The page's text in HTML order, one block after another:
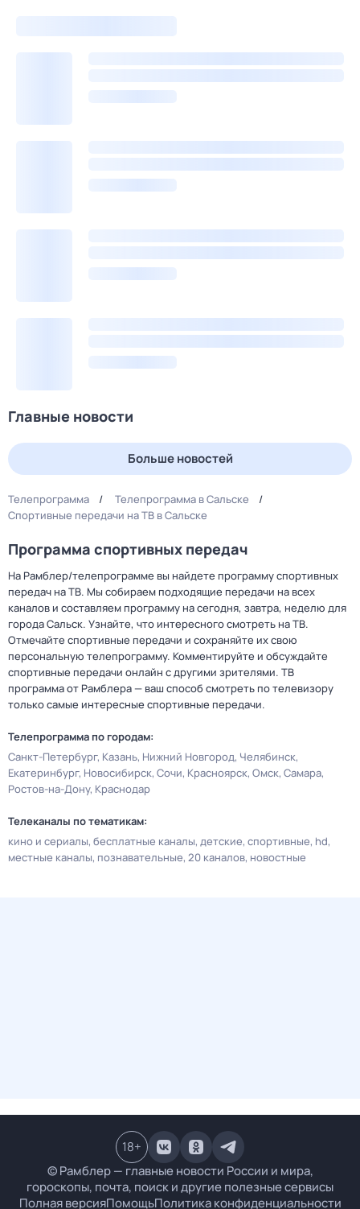
Главные новости
Больше новостей
Телепрограмма
Телепрограмма в Сальске
Спортивные передачи на ТВ в Сальске
Программа спортивных передач
На Рамблер/телепрограмме вы найдете программу спортивных
передач на ТВ. Мы собираем подходящие передачи на всех
каналов и составляем программу на сегодня, завтра, неделю для
города Сальск. Узнайте, что интересного смотреть на ТВ.
Отмечайте спортивные передачи и сохраняйте их свою
персональную телепрограмму. Комментируйте и обсуждайте
спортивные передачи онлайн с другими зрителями. ТВ
программа от Рамблера — ваш способ смотреть по телевизору
только самые интересные спортивные передачи.
Телепрограмма по городам:
Санкт-Петербург Казань Нижний Новгород Челябинск
Екатеринбург Новосибирск Сочи Красноярск Омск Самара
Ростов-на-Дону Краснодар
Телеканалы по тематикам:
кино и сериалы бесплатные каналы детские спортивные hd
местные каналы познавательные 20 каналов новостные
© Рамблер — главные новости России и мира,
гороскопы, почта, поиск и другие полезные сервисы
Полная версияПомощьПолитика конфиденциальности
18+